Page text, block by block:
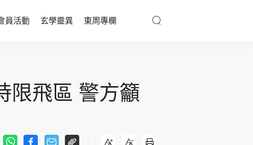
員活動 玄學靈異 東周專欄
親子天地
限飛區 警方籲